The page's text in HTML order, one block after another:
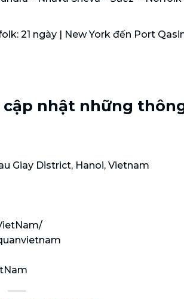
21 ngày | New York đến Port
cập nhật những
Giay District, Hanoi, Vietnam